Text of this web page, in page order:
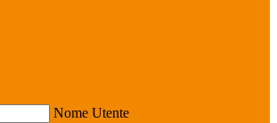
Nome Utente